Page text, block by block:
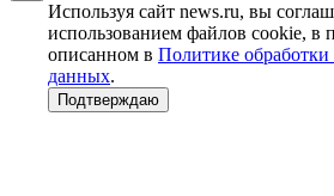
Используя сайт news.ru, вы
использованием файлов cookie, в
описанном в Политике
данных.
Подтверждаю